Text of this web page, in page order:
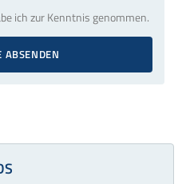
ich zur Kenntnis genommen.
ABSENDEN